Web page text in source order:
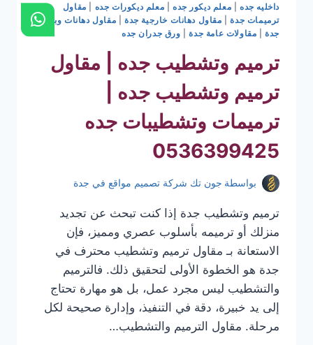
داخليه جده| معلم ديكور جده معلم ديكورات جده
مقاول
ترميمات جدة| مقاول دهانات خارجية جدة
مقاول دهانات وبويات
جدة| مقاولات عامة جدة| ورق جدران جده
ترميم وتشطيب جده | مقاول
ترميم وتشطيب جده |
ترميمات وتشطيبات جده
0536399425
بواسطة جون تك شركة تصميم مواقع في جدة
ترميم وتشطيب جدة إذا كنت تبحث عن تجديد
منزلك أو ترميمه بأسلوب عصري ومميز، فإن
الاستعانة بـ مقاول ترميم وتشطيب محترف في
جدة هو الخطوة الأولى لتحقيق ذلك. فالترميم
والتشطيب ليس مجرد عمل، بل هو مهارة تحتاج
إلى يد خبيرة، دقة في التنفيذ، وإدارة صحيحة لكل
مرحلة. مقاول الترميم والتشطيب…